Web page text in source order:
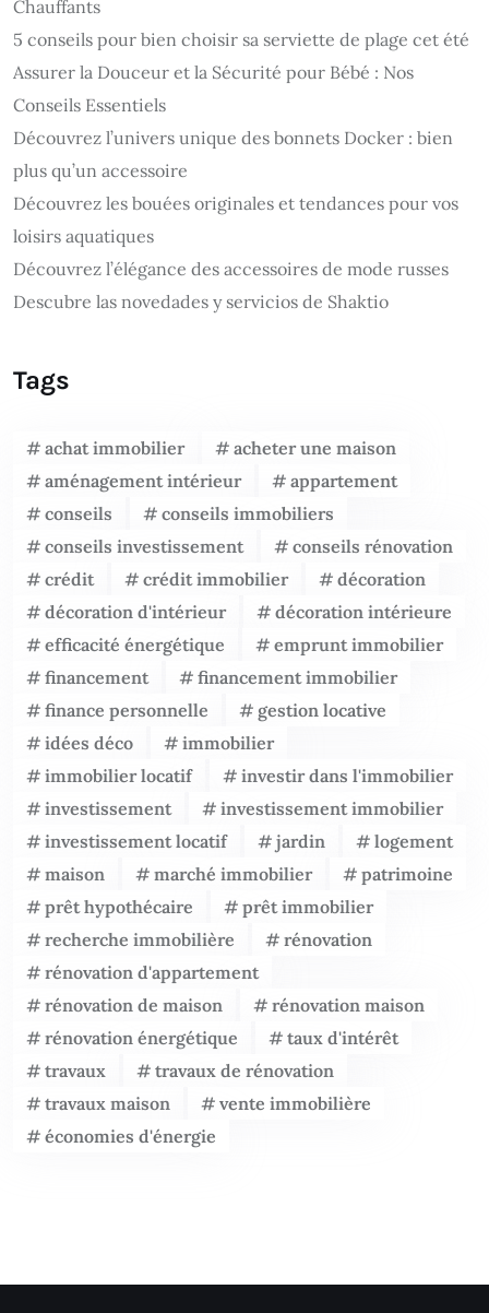
Chauffants
5 conseils pour bien choisir sa serviette de plage cet été
Assurer la Douceur et la Sécurité pour Bébé : Nos
Conseils Essentiels
Découvrez l’univers unique des bonnets Docker : bien
plus qu’un accessoire
Découvrez les bouées originales et tendances pour vos
loisirs aquatiques
Découvrez l’élégance des accessoires de mode russes
Descubre las novedades y servicios de Shaktio
Tags
achat immobilier
acheter une maison
aménagement intérieur
appartement
conseils
conseils immobiliers
conseils investissement
conseils rénovation
crédit
crédit immobilier
décoration
décoration d'intérieur
décoration intérieure
efficacité énergétique
emprunt immobilier
financement
financement immobilier
finance personnelle
gestion locative
idées déco
immobilier
immobilier locatif
investir dans l'immobilier
investissement
investissement immobilier
investissement locatif
jardin
logement
maison
marché immobilier
patrimoine
prêt hypothécaire
prêt immobilier
recherche immobilière
rénovation
rénovation d'appartement
rénovation de maison
rénovation maison
rénovation énergétique
taux d'intérêt
travaux
travaux de rénovation
travaux maison
vente immobilière
économies d'énergie